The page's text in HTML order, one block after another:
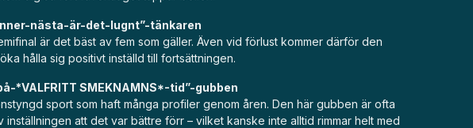
nästa-är-det-lugnt”-tänkaren
är det bäst av fem som gäller. Även vid förlust kommer därför den
hålla sig positivt inställd till fortsättningen.
*VALFRITT SMEKNAMNS*-tid”-gubben
sport som haft många profiler genom åren. Den här gubben är ofta
inställningen att det var bättre förr – vilket kanske inte alltid rimmar helt med